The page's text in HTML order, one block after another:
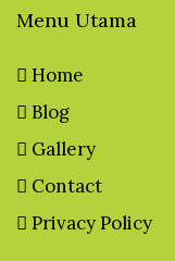
Menu Utama
Home
Blog
Gallery
Contact
Privacy Policy